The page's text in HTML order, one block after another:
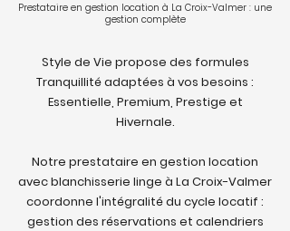
Prestataire en gestion location à La Croix-Valmer : une
gestion complète
Style de Vie propose des formules
Tranquillité adaptées à vos besoins :
Essentielle, Premium, Prestige et
Hivernale.
Notre prestataire en gestion location
avec blanchisserie linge à La Croix-Valmer
coordonne l'intégralité du cycle locatif :
gestion des réservations et calendriers